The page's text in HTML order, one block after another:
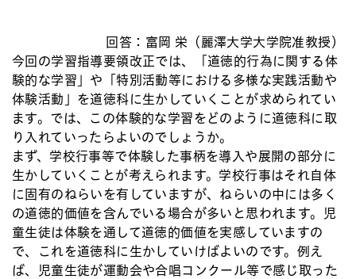
回答：富岡 栄（麗澤大学大学院准教授）
今回の学習指導要領改正では、「道徳的行為に関する体
験的な学習」や「特別活動等における多様な実践活動や
体験活動」を道徳科に生かしていくことが求められてい
ます。では、この体験的な学習をどのように道徳科に取
り入れていったらよいのでしょうか。
まず、学校行事等で体験した事柄を導入や展開の部分に
生かしていくことが考えられます。学校行事はそれ自体
に固有のねらいを有していますが、ねらいの中には多く
の道徳的価値を含んでいる場合が多いと思われます。児
童生徒は体験を通して道徳的価値を実感していますの
で、これを道徳科に生かしていけばよいのです。例え
ば、児童生徒が運動会や合唱コンクール等で感じ取った